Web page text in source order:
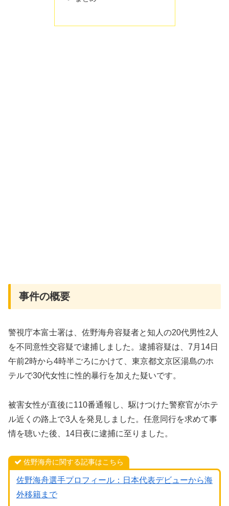
事件の概要
警視庁本富士署は、佐野海舟容疑者と知人の20代男性2人
を不同意性交容疑で逮捕しました。逮捕容疑は、7月14日
午前2時から4時半ごろにかけて、東京都文京区湯島のホ
テルで30代女性に性的暴行を加えた疑いです。
被害女性が直後に110番通報し、駆けつけた警察官がホテ
ル近くの路上で3人を発見しました。任意同行を求めて事
情を聴いた後、14日夜に逮捕に至りました。
佐野海舟に関する記事はこちら
佐野海舟選手プロフィール：日本代表デビューから海
外移籍まで